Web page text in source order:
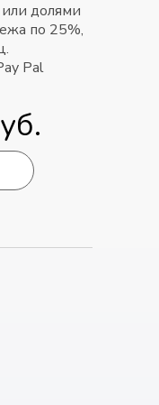
долями
по 25%,
Pal